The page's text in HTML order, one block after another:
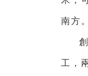
南方
工，